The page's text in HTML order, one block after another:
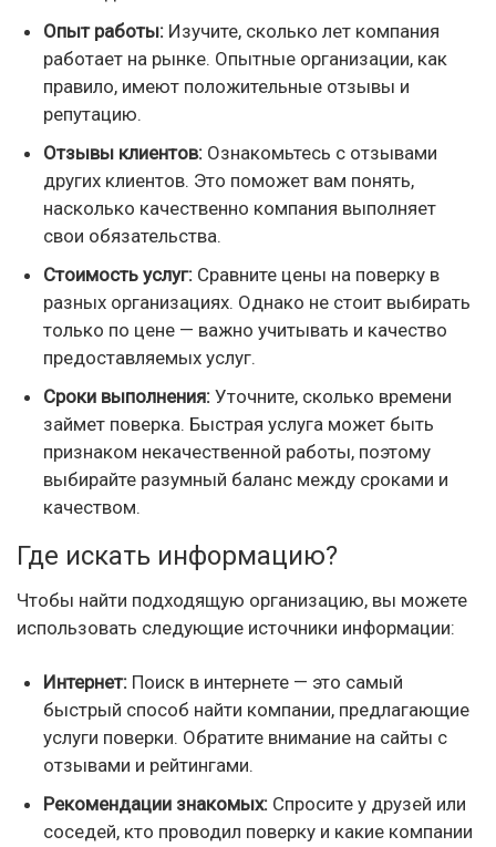
Опыт работы: Изучите, сколько лет компания
работает на рынке. Опытные организации, как
правило, имеют положительные отзывы и
репутацию.
Отзывы клиентов: Ознакомьтесь с отзывами
других клиентов. Это поможет вам понять,
насколько качественно компания выполняет
свои обязательства.
Стоимость услуг: Сравните цены на поверку в
разных организациях. Однако не стоит выбирать
только по цене — важно учитывать и качество
предоставляемых услуг.
Сроки выполнения: Уточните, сколько времени
займет поверка. Быстрая услуга может быть
признаком некачественной работы, поэтому
выбирайте разумный баланс между сроками и
качеством.
Где искать информацию?
Чтобы найти подходящую организацию, вы можете
использовать следующие источники информации:
Интернет: Поиск в интернете — это самый
быстрый способ найти компании, предлагающие
услуги поверки. Обратите внимание на сайты с
отзывами и рейтингами.
Рекомендации знакомых: Спросите у друзей или
соседей, кто проводил поверку и какие компании